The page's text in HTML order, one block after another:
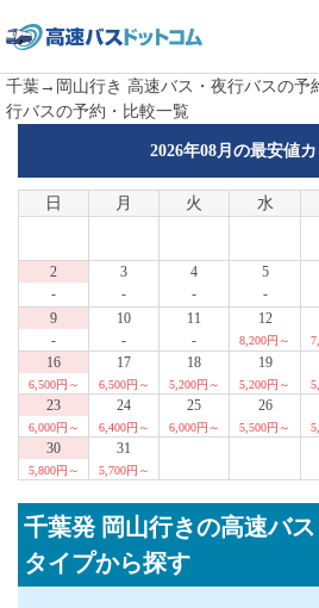
千葉→岡山行き 高速バス・夜行バスの予
行バスの予約・比較一覧
2026年08月の最安値
日 月 火 水
2
-
3
-
4
-
5
-
9
-
10
-
11
-
12
8,200円～
16
6,500円～
17
6,500円～
18
5,200円～
19
5,200円～
23
6,000円～
24
6,400円～
25
6,000円～
26
5,500円～
30
5,800円～
31
5,700円～
千葉発 岡山行きの高速バ
タイプから探す